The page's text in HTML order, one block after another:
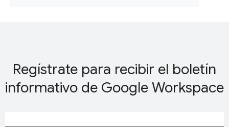
Regístrate para recibir el boletín
informativo de Google Workspace